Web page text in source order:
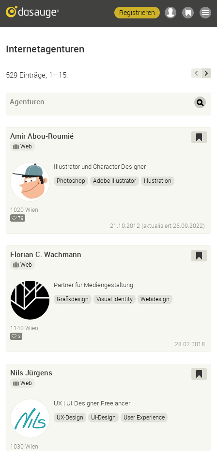
Registrieren
Internetagenturen
529 Einträge, 1—15:
Agenturen
Amir Abou-Roumié
Web
Illustrator und Character Designer
Photoshop Adobe Illustrator
Illustration
1020 Wien
79
21.10.2012 (aktualisiert26.09.2022)
Florian C. Wachmann
Web
Partner für Mediengestaltung
Grafikdesign Visual Identity
Webdesign
1140 Wien
3
28.02.2018
Nils Jürgens
Web
UX | UI Designer, Freelancer
UX-Design UI-Design
User Experience
1030 Wien